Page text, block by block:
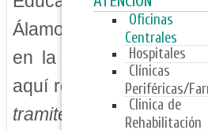
Oficinas
Centrales
Hospitales
Clínicas
Periféricas/
Clinica de
Rehabilitación
Álamos No. 3685
en la Ciudad de
aquí recabados para
tramites de Afiliación,